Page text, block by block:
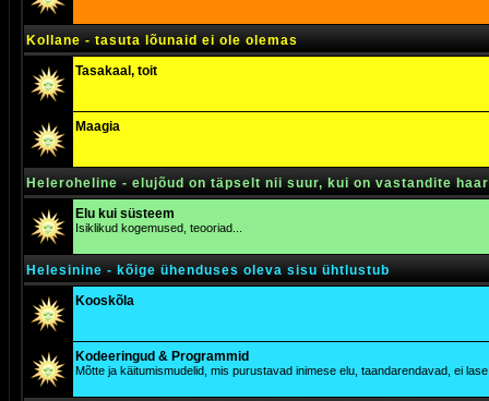
Kollane - tasuta lõunaid ei ole olemas
Tasakaal, toit
Maagia
Heleroheline - elujõud on täpselt nii suur, kui on vastandite
Elu kui süsteem
Isiklikud kogemused, teooriad...
Helesinine - kõige ühenduses oleva sisu ühtlustub
Kooskõla
Kodeeringud & Programmid
Mõtte ja käitumismudelid, mis purustavad inimese elu, taandarendavad, ei